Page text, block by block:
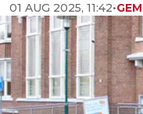
01 AUG 2025, 11:42•